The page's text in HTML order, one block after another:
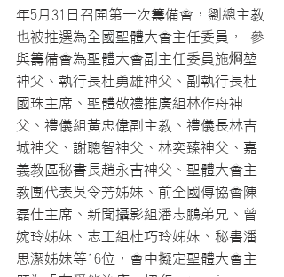
年5月31日召開第一次籌備會，劉總主教
也被推選為全國聖體大會主任委員， 參
與籌備會為聖體大會副主任委員施烱堃
神父、執行長杜勇雄神父、副執行長杜
國珠主席、聖體敬禮推廣組林作舟神
父、禮儀組黃忠偉副主教、禮儀長林吉
城神父、謝聰智神父、林奕臻神父、嘉
義教區秘書長趙永吉神父、聖體大會主
教團代表吳令芳姊妹、前全國傳協會陳
磊仕主席、新聞攝影組潘志鵬弟兄、曾
婉玲姊妹、志工組杜巧玲姊妹、秘書潘
思潔姊妹等16位，會中擬定聖體大會主